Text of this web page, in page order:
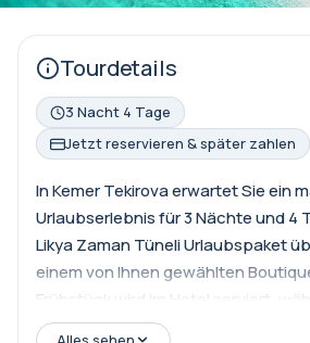
Tourdetails
3 Nacht 4 Tage
Jetzt reservieren & später zahlen
In Kemer Tekirova erwartet Sie ein
Urlaubserlebnis für 3 Nächte und 4
Likya Zaman Tüneli Urlaubspaket
einem von Ihnen gewählten
Frühstück wird im Hotel serviert,
und Abendessen in den herrlichen